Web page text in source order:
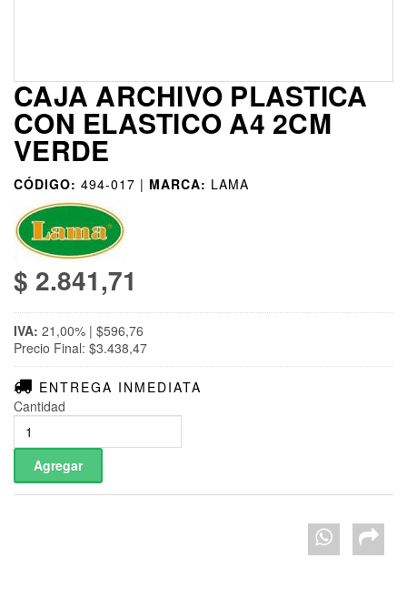
CAJA ARCHIVO PLASTICA
CON ELASTICO A4 2CM
VERDE
CÓDIGO: 494-017 | MARCA: LAMA
$ 2.841,71
IVA: 21,00% | $596,76
Precio Final: $3.438,47
ENTREGA INMEDIATA
Cantidad